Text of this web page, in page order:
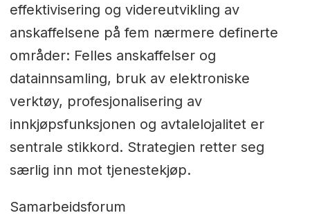
effektivisering og videreutvikling av
anskaffelsene på fem nærmere definerte
områder: Felles anskaffelser og
datainnsamling, bruk av elektroniske
verktøy, profesjonalisering av
innkjøpsfunksjonen og avtalelojalitet er
sentrale stikkord. Strategien retter seg
særlig inn mot tjenestekjøp.
Samarbeidsforum